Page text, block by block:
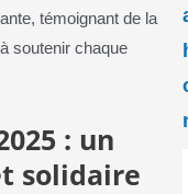
témoignant de la
soutenir chaque
: un
solidaire